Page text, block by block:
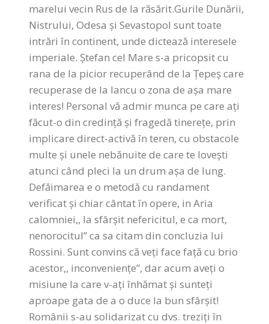
marelui vecin Rus de la răsărit.Gurile Dunării,
Nistrului, Odesa și Sevastopol sunt toate
intrări în continent, unde dictează interesele
imperiale. Ștefan cel Mare s-a pricopsit cu
rana de la picior recuperând de la Țepeș care
recuperase de la Iancu o zona de așa mare
interes! Personal vă admir munca pe care ați
făcut-o din credință și fragedă tinerețe, prin
implicare direct-activă în teren, cu obstacole
multe și unele nebănuite de care te lovești
atunci când pleci la un drum așa de lung.
Defăimarea e o metodă cu randament
verificat și chiar cântat în opere, in Aria
calomniei,, la sfârșit nefericitul, e ca mort,
nenorocitul” ca sa citam din concluzia lui
Rossini. Sunt convins că veți face față cu brio
acestor,, inconveniențe”, dar acum aveți o
misiune la care v-ați înhămat și sunteți
aproape gata de a o duce la bun sfârșit!
Românii s-au solidarizat cu dvs. treziți în